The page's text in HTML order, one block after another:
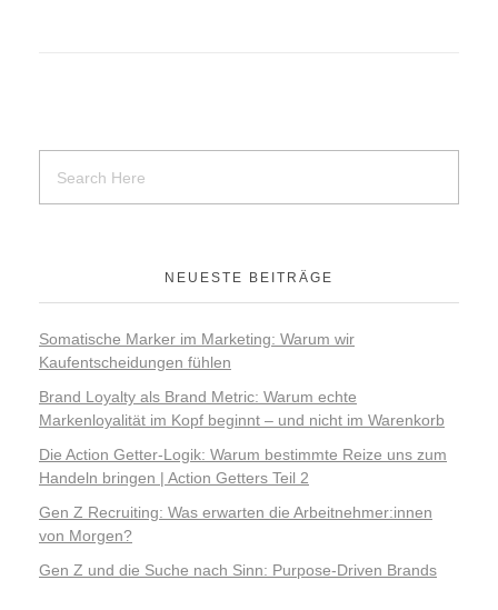
NEUESTE BEITRÄGE
Somatische Marker im Marketing: Warum wir
Kaufentscheidungen fühlen
Brand Loyalty als Brand Metric: Warum echte
Markenloyalität im Kopf beginnt – und nicht im Warenkorb
Die Action Getter-Logik: Warum bestimmte Reize uns zum
Handeln bringen | Action Getters Teil 2
Gen Z Recruiting: Was erwarten die Arbeitnehmer:innen
von Morgen?
Gen Z und die Suche nach Sinn: Purpose-Driven Brands